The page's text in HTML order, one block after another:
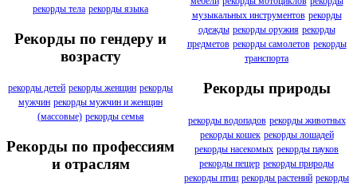
рекорды тела рекорды языка
Рекорды по гендеру и
возрасту
рекорды детей рекорды женщин рекорды
мужчин рекорды мужчин и женщин
(массовые) рекорды семья
Рекорды по профессиям
и отраслям
музыкальных инструментов рекорды
одежды рекорды оружия рекорды
предметов рекорды самолетов рекорды
транспорта
Рекорды природы
рекорды водопадов рекорды животных
рекорды кошек рекорды лошадей
рекорды насекомых рекорды пауков
рекорды пещер рекорды природы
рекорды птиц рекорды растений рекорды